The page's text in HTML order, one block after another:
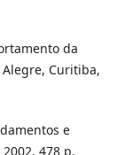
da
Curitiba,
e
478 p.